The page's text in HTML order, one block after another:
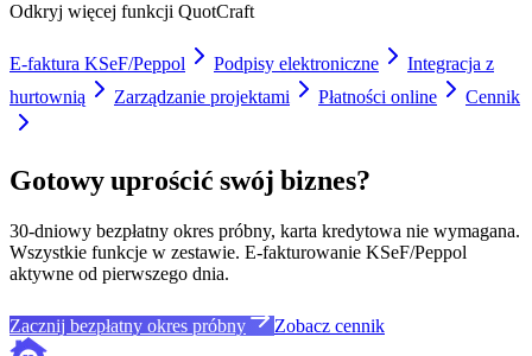
Odkryj więcej funkcji QuotCraft
E-faktura KSeF/Peppol Podpisy elektroniczne
Integracja z
hurtownią
Zarządzanie projektami Płatności online Cennik
Gotowy uprościć swój biznes?
30-dniowy bezpłatny okres próbny, karta kredytowa nie wymagana.
Wszystkie funkcje w zestawie. E-fakturowanie KSeF/Peppol
aktywne od pierwszego dnia.
Zacznij bezpłatny okres próbny Zobacz cennik